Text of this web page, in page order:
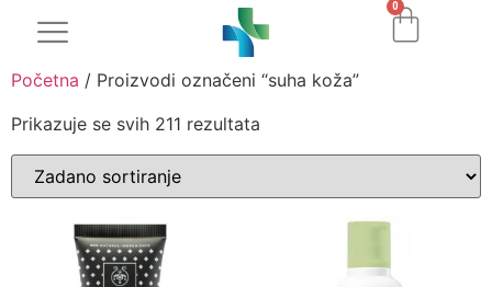
0
Početna / Proizvodi označeni “suha koža”
Prikazuje se svih 211 rezultata